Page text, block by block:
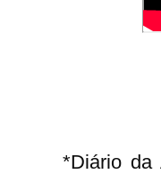
*Diário da